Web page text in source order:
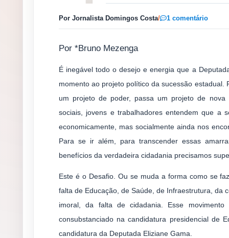
Por Jornalista Domingos Costa/ 1 comentário
Por *Bruno Mezenga
É inegável todo o desejo e energia que a
momento ao projeto político da sucessão estadual.
um projeto de poder, passa um projeto de nova
sociais, jovens e trabalhadores entendem que a
economicamente, mas socialmente ainda nos
Para se ir além, para transcender essas
benefícios da verdadeira cidadania precisamos
Este é o Desafio. Ou se muda a forma como se
falta de Educação, de Saúde, de Infraestrutura, da
imoral, da falta de cidadania. Esse
consubstanciado na candidatura presidencial de
candidatura da Deputada Eliziane Gama.